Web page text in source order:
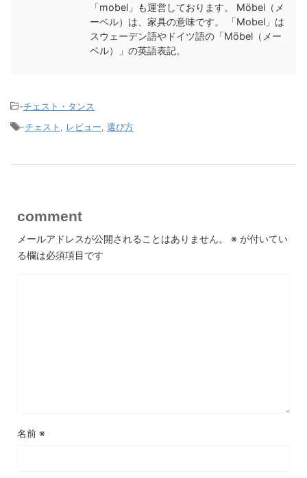
「mobel」も運営しております。 Möbel（メ
ーベル）は、家具の意味です。 「Mobel」は
スウェーデン語やドイツ語の「Möbel（メー
ベル）」の英語表記。
-チェスト・タンス
-チェスト レビュー 選び方
comment
メールアドレスが公開されることはありません。 ※ が付いてい
る欄は必須項目です
名前 ※